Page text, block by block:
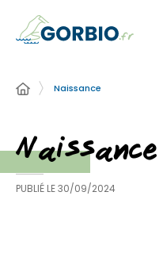
Naissance
Naissance
PUBLIÉ LE30/09/2024